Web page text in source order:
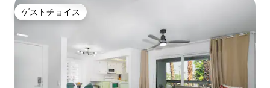
ゲストチョイス
ゲストチョイス